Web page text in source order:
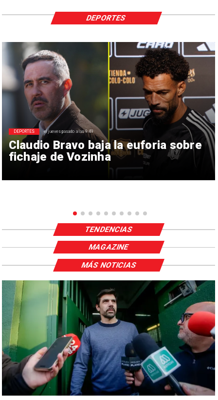
Claudio Bravo baja la euforia sobre
fichaje de Vozinha
DEPORTES el jueves pasado a las 9:49
DEPORTES
TENDENCIAS
MAGAZINE
MÁS NOTICIAS